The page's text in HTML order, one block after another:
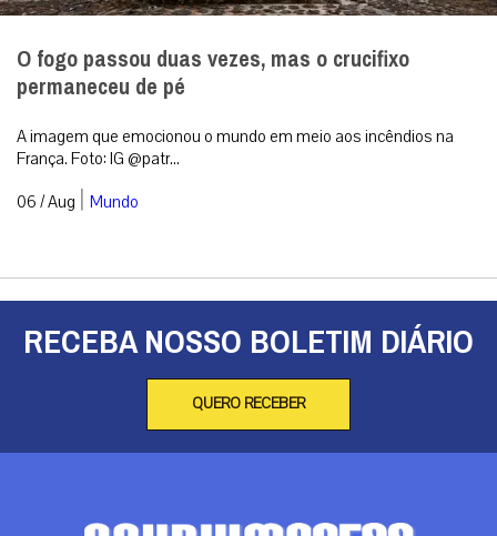
O fogo passou duas vezes, mas o crucifixo
permaneceu de pé
A imagem que emocionou o mundo em meio aos incêndios na
França. Foto: IG @patr...
06 / Aug | Mundo
RECEBA NOSSO BOLETIM DIÁRIO
QUERO RECEBER